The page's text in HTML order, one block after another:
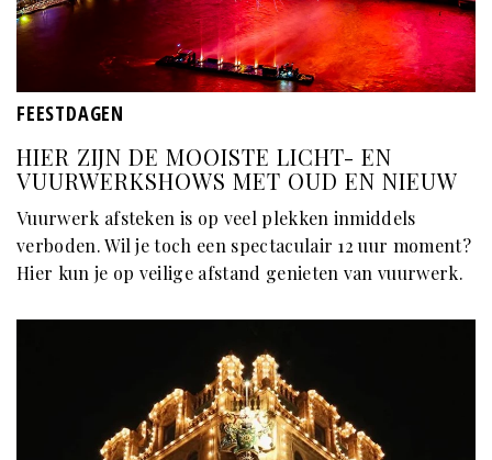
FEESTDAGEN
HIER ZIJN DE MOOISTE LICHT- EN
VUURWERKSHOWS MET OUD EN NIEUW
Vuurwerk afsteken is op veel plekken inmiddels
verboden. Wil je toch een spectaculair 12 uur moment?
Hier kun je op veilige afstand genieten van vuurwerk.